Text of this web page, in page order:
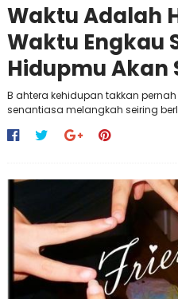
Waktu Adalah
Waktu Engkau
Hidupmu Akan
B ahtera kehidupan takkan
senantiasa melangkah seiring